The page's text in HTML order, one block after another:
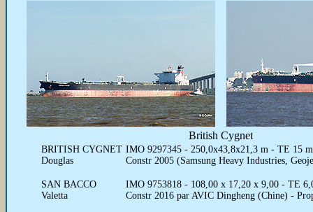
British Cygnet
BRITISH CYGNET
Douglas
IMO 9297345 - 250,0x43,8x21,3 m - TE 15
Constr 2005 (Samsung Heavy Industries,
SAN BACCO
Valetta
IMO 9753818 - 108,00 x 17,20 x 9,00 - TE
Constr 2016 par AVIC Dingheng (Chine) -